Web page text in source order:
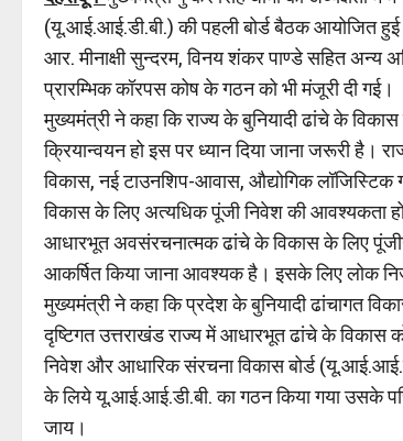
(यू.आई.आई.डी.बी.) की पहली बोर्ड बैठक आयोजित
आर. मीनाक्षी सुन्दरम, विनय शंकर पाण्डे सहित अन्य
प्रारम्भिक कॉरपस कोष के गठन को भी मंजूरी दी गई।
मुख्यमंत्री ने कहा कि राज्य के बुनियादी ढांचे के
क्रियान्वयन हो इस पर ध्यान दिया जाना जरूरी
विकास, नई टाउनशिप-आवास, औद्योगिक लॉजिस्टिक
विकास के लिए अत्यधिक पूंजी निवेश की आवश्यकता
आधारभूत अवसंरचनात्मक ढांचे के विकास के लिए
आकर्षित किया जाना आवश्यक है। इसके लिए लोक
मुख्यमंत्री ने कहा कि प्रदेश के बुनियादी ढांचागत
दृष्टिगत उत्तराखंड राज्य में आधारभूत ढांचे के
निवेश और आधारिक संरचना विकास बोर्ड
के लिये यू.आई.आई.डी.बी. का गठन किया गया उसके
जाय।